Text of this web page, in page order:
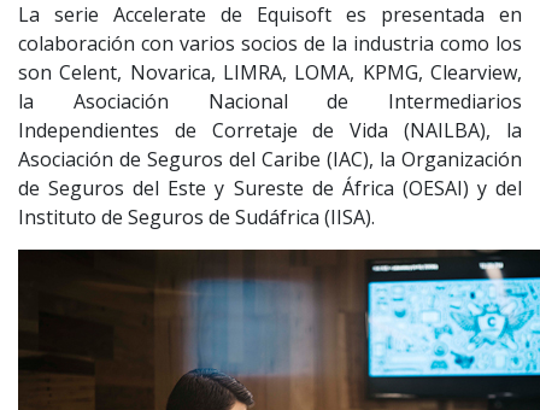
La serie Accelerate de Equisoft es presentada en
colaboración con varios socios de la industria como los
son Celent, Novarica, LIMRA, LOMA, KPMG, Clearview,
la Asociación Nacional de Intermediarios
Independientes de Corretaje de Vida (NAILBA), la
Asociación de Seguros del Caribe (IAC), la Organización
de Seguros del Este y Sureste de África (OESAI) y del
Instituto de Seguros de Sudáfrica (IISA).